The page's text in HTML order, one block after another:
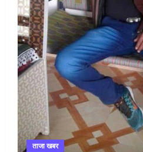
ताजा खबर